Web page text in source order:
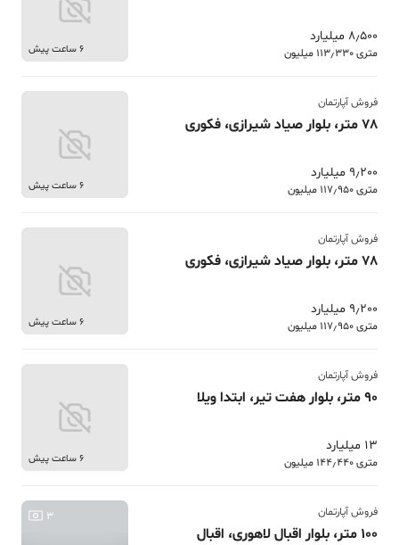
8٫500 میلیارد
متری 113٫330 میلیون 6 ساعت پیش
فروش آپارتمان
78 متر، بلوار صیاد شیرازی، فکوری
9٫200 میلیارد
متری 117٫950 میلیون 6 ساعت پیش
فروش آپارتمان
78 متر، بلوار صیاد شیرازی، فکوری
9٫200 میلیارد
متری 117٫950 میلیون 6 ساعت پیش
فروش آپارتمان
90 متر، بلوار هفت تیر، ابتدا ویلا
13 میلیارد
متری 144٫440 میلیون 6 ساعت پیش
فروش آپارتمان
100 متر، بلوار اقبال لاهوری، اقبال
3